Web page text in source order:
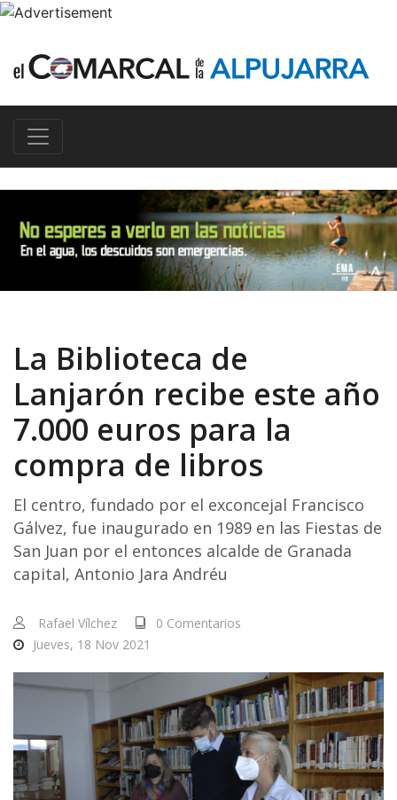
La Biblioteca de
Lanjarón recibe este año
7.000 euros para la
compra de libros
El centro, fundado por el exconcejal Francisco
Gálvez, fue inaugurado en 1989 en las Fiestas de
San Juan por el entonces alcalde de Granada
capital, Antonio Jara Andréu
Rafael Vílchez
0 Comentarios
Jueves, 18 Nov 2021